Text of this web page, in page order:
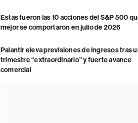
Estas fueron las 10 acciones del S&P 500
mejor se comportaron en julio de 2026
Palantir eleva previsiones de ingresos tras
trimestre “extraordinario” y fuerte avance
comercial